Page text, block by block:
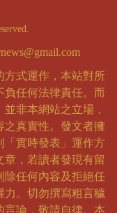
方式運作，本站對所
負任何法律責任。而
非本網站之立場，
之真實性。發文者擁
「實時發表」運作方
，若讀者發現有留
除任何內容及拒絕任
力。切勿撰寫粗言穢
言論，敬請自律。本